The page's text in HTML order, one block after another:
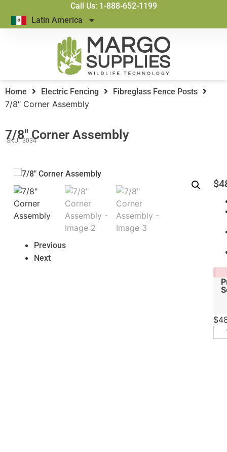
Call Us: 1-888-652-1199
Latin America
Home Electric Fencing Fibreglass Fence Posts
7/8″ Corner Assembly
7/8″ Corner Assembly
SKU: 3034
$
$
Previous
Next